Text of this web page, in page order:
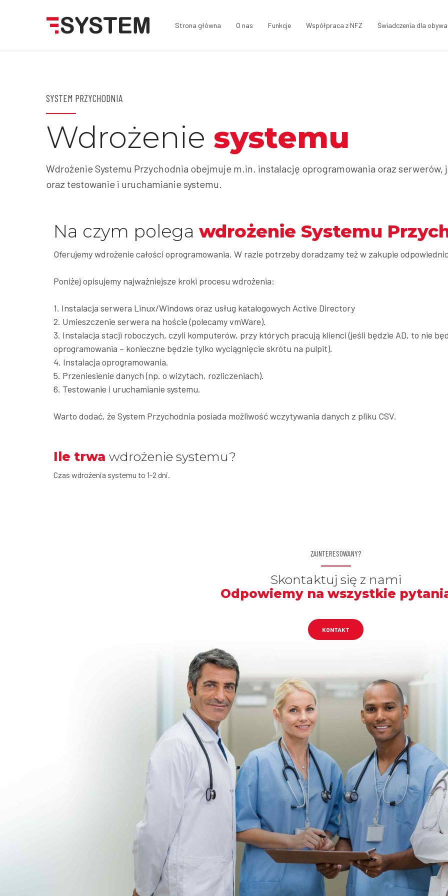
Strona główna O nas Funkcje Współpraca z NFZ Świadczenia dla
SYSTEM PRZYCHODNIA
Wdrożenie systemu
Wdrożenie Systemu Przychodnia obejmuje m.in. instalację oprogramowania oraz
oraz testowanie i uruchamianie systemu.
Na czym polega wdrożenie Systemu
Oferujemy wdrożenie całości oprogramowania. W razie potrzeby doradzamy też w zakupie
Poniżej opisujemy najważniejsze kroki procesu wdrożenia:
1. Instalacja serwera Linux/Windows oraz usług katalogowych Active Directory
2. Umieszczenie serwera na hoście (polecamy vmWare).
3. Instalacja stacji roboczych, czyli komputerów, przy których pracują klienci (jeśli będzie AD, to nie
oprogramowania – konieczne będzie tylko wyciągnięcie skrótu na pulpit).
4. Instalacja oprogramowania.
5. Przeniesienie danych (np. o wizytach, rozliczeniach).
6. Testowanie i uruchamianie systemu.
Warto dodać, że System Przychodnia posiada możliwość wczytywania danych z pliku CSV.
Ile trwa wdrożenie systemu?
Czas wdrożenia systemu to 1-2 dni.
ZAINTERESOWANY?
Skontaktuj się z nami
Odpowiemy na wszystkie
KONTAKT